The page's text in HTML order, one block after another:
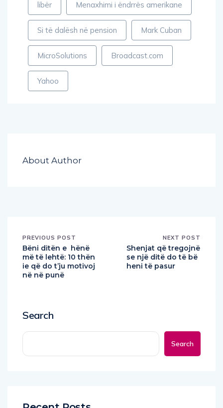
libër Menaxhimi i ëndrrës amerikane
Si të dalësh në pension Mark Cuban
MicroSolutions Broadcast.com
Yahoo
About Author
PREVIOUS POST
Bëni ditën e hënë
më të lehtë: 10 thën
ie që do t’ju motivoj
në në punë
NEXT POST
Shenjat që tregojnë
se një ditë do të bë
heni të pasur
Search
Search